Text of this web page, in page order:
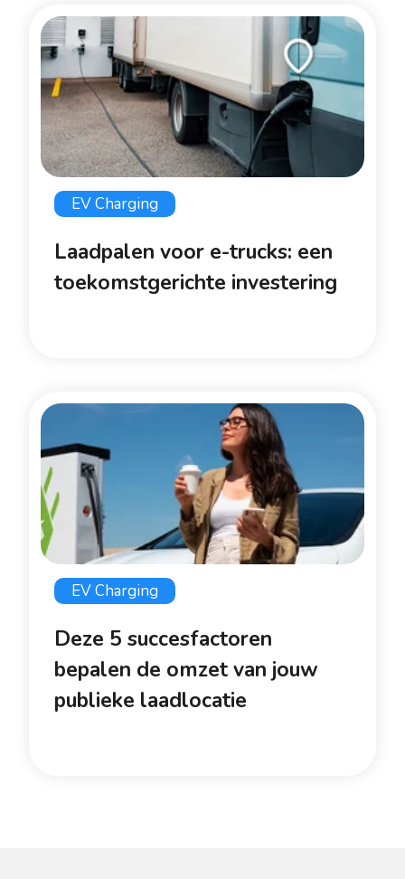
EV Charging
Laadpalen voor e-trucks: een
toekomstgerichte investering
EV Charging
Deze 5 succesfactoren
bepalen de omzet van jouw
publieke laadlocatie